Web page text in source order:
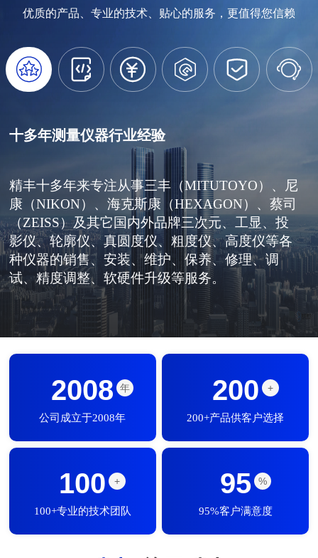
优质的产品、专业的技术、贴心的服务，更值得您信赖
     
十多年测量仪器行业经验
精丰十多年来专注从事三丰（MITUTOYO）、尼
康（NIKON）、海克斯康（HEXAGON）、蔡司
（ZEISS）及其它国内外品牌三次元、工显、投
影仪、轮廓仪、真圆度仪、粗度仪、高度仪等各
种仪器的销售、安装、维护、保养、修理、调
试、精度调整、软硬件升级等服务。
2008 年
公司成立于2008年
200 +
200+产品供客户选择
100 +
100+专业的技术团队
95 %
95%客户满意度